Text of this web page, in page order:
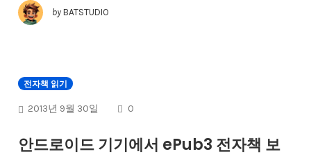
by BATSTUDIO
전자책 읽기
2013년 9월 30일 0
안드로이드 기기에서 ePub3 전자책 보